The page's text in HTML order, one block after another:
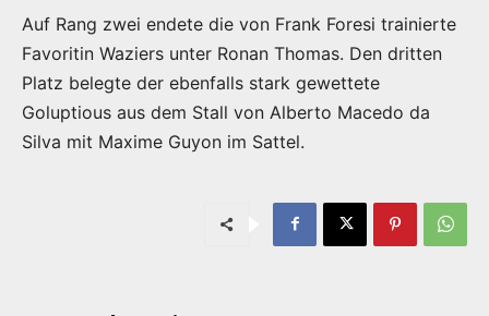
Auf Rang zwei endete die von Frank Foresi trainierte
Favoritin Waziers unter Ronan Thomas. Den dritten
Platz belegte der ebenfalls stark gewettete
Goluptious aus dem Stall von Alberto Macedo da
Silva mit Maxime Guyon im Sattel.